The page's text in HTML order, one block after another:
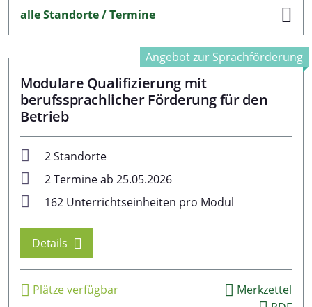
alle Standorte / Termine
Modulare Qualifizierung mit
berufssprachlicher Förderung für den
Betrieb
2 Standorte
2 Termine ab 25.05.2026
162 Unterrichtseinheiten pro Modul
Details
Plätze verfügbar
Merkzettel
Angebot zur Sprachförderung